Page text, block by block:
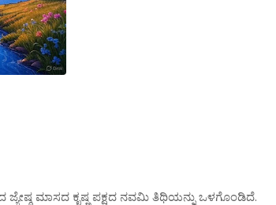
ಜ್ಯೇಷ್ಠ ಮಾಸದ ಕೃಷ್ಣ ಪಕ್ಷದ ನವಮಿ ತಿಥಿಯನ್ನು ಒಳಗೊಂಡಿದೆ.